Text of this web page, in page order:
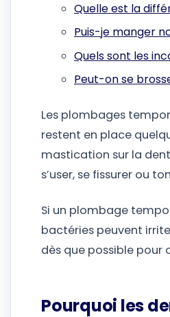
Quelle est la
Puis-je manger
Quels sont les
Peut-on se
Les plombages
restent en place
mastication sur la
s’user, se fissurer ou
Si un plombage
bactéries peuvent
dès que possible pour
Pourquoi les